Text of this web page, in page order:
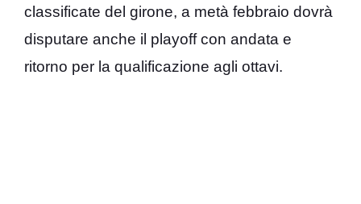
classificate del girone, a metà febbraio dovrà
disputare anche il playoff con andata e
ritorno per la qualificazione agli ottavi.